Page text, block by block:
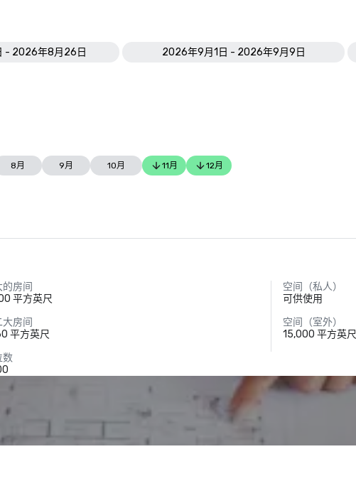
- 2026年8月26日 2026年9月1日 - 2026年9月9日
8月 9月 10月 11月 12月
的房间
平方英尺
空间（私人）
可供使用
大房间
平方英尺
空间（室外）
15,000 平方英尺
数